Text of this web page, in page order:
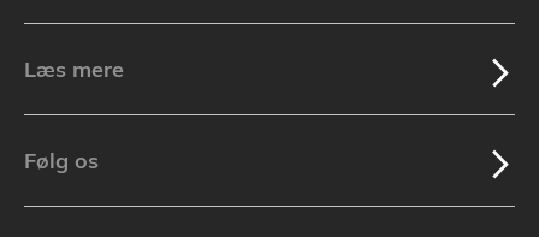
Læs mere
Følg os